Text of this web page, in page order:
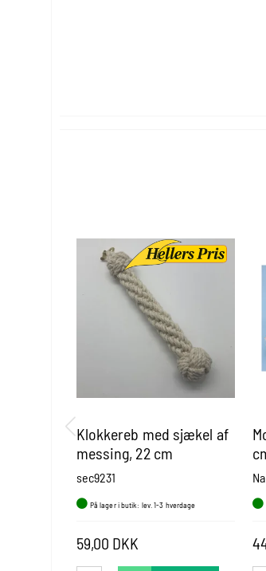
Klokkereb med sjækel af
messing, 22 cm
sec9231
På lager i butik: lev. 1-3 hverdage
59,00 DKK